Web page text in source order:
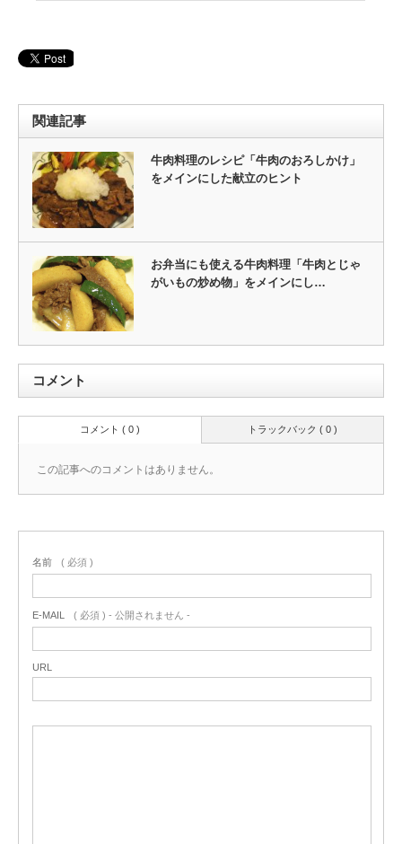
関連記事
牛肉料理のレシピ「牛肉のおろしかけ」
をメインにした献立のヒント
お弁当にも使える牛肉料理「牛肉とじゃ
がいもの炒め物」をメインにし…
コメント
トラックバック ( 0 )
コメント ( 0 )
この記事へのコメントはありません。
名前 ( 必須 )
E-MAIL ( 必須 ) - 公開されません -
URL